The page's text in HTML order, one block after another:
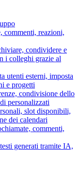
commenti, reazioni,
condividere e
i colleghi grazie al
utenti esterni, imposta
e progetti
condivisione dello
personalizzati
slot disponibili,
dei calendari
commenti,
generati tramite IA,